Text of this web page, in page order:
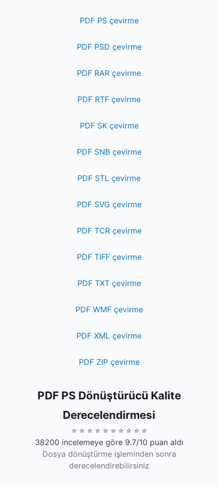
PDF PS çevirme
PDF PSD çevirme
PDF RAR çevirme
PDF RTF çevirme
PDF SK çevirme
PDF SNB çevirme
PDF STL çevirme
PDF SVG çevirme
PDF TCR çevirme
PDF TIFF çevirme
PDF TXT çevirme
PDF WMF çevirme
PDF XML çevirme
PDF ZIP çevirme
PDF PS Dönüştürücü Kalite
Derecelendirmesi
⭐ ⭐ ⭐ ⭐ ⭐ ⭐ ⭐ ⭐ ⭐ ⭐
38200 incelemeye göre 9.7/10 puan aldı
Dosya dönüştürme işleminden sonra
derecelendirebilirsiniz